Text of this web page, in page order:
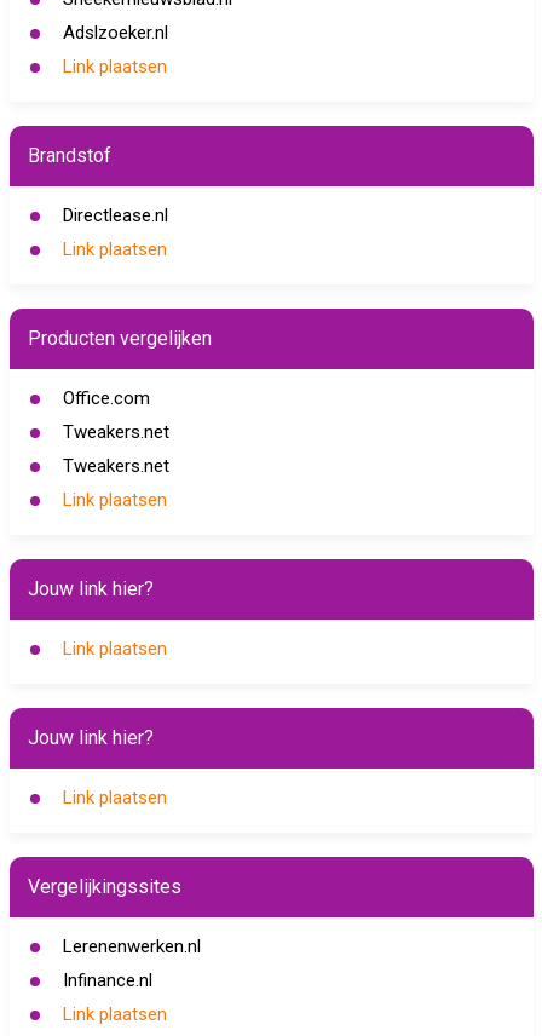
Adslzoeker.nl
Link plaatsen
Brandstof
Directlease.nl
Link plaatsen
Producten vergelijken
Office.com
Tweakers.net
Tweakers.net
Link plaatsen
Jouw link hier?
Link plaatsen
Jouw link hier?
Link plaatsen
Vergelijkingssites
Lerenenwerken.nl
Infinance.nl
Link plaatsen